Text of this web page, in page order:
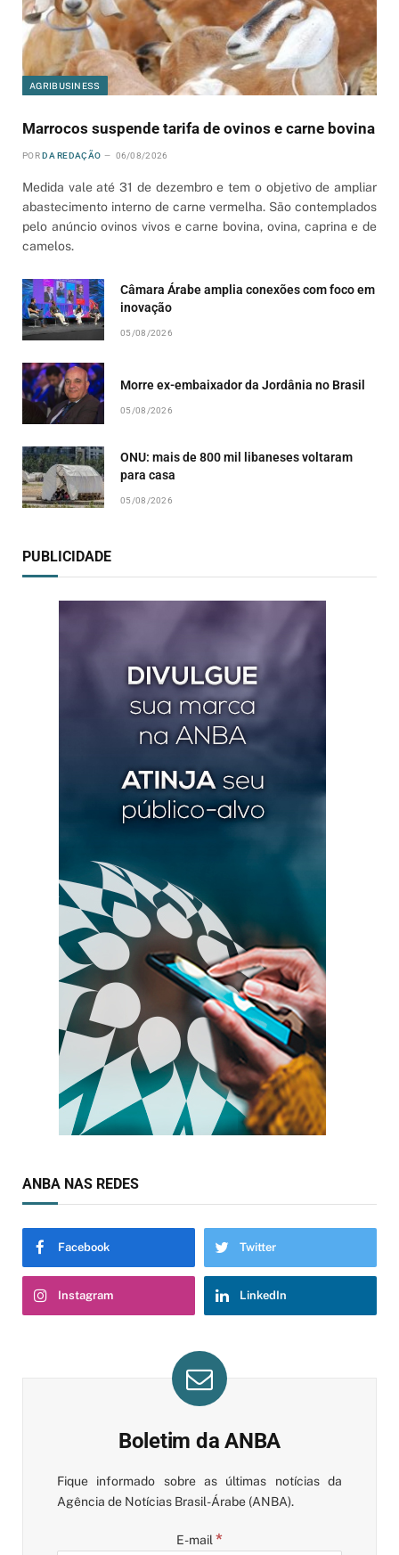
AGRIBUSINESS
Marrocos suspende tarifa de ovinos e carne bovina
POR DA REDAÇÃO 06/08/2026
Medida vale até 31 de dezembro e tem o objetivo de ampliar
abastecimento interno de carne vermelha. São contemplados
pelo anúncio ovinos vivos e carne bovina, ovina, caprina e de
camelos.
Câmara Árabe amplia conexões com foco em
inovação
05/08/2026
Morre ex-embaixador da Jordânia no Brasil
05/08/2026
ONU: mais de 800 mil libaneses voltaram
para casa
05/08/2026
PUBLICIDADE
ANBA NAS REDES
Facebook Twitter
Instagram LinkedIn
Boletim da ANBA
Fique informado sobre as últimas notícias da
Agência de Notícias Brasil-Árabe (ANBA).
E-mail *